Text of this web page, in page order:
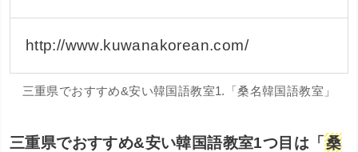
http://www.kuwanakorean.com/
三重県でおすすめ&安い韓国語教室1.「桑名韓国語教室」
三重県でおすすめ&安い韓国語教室1つ目は「桑